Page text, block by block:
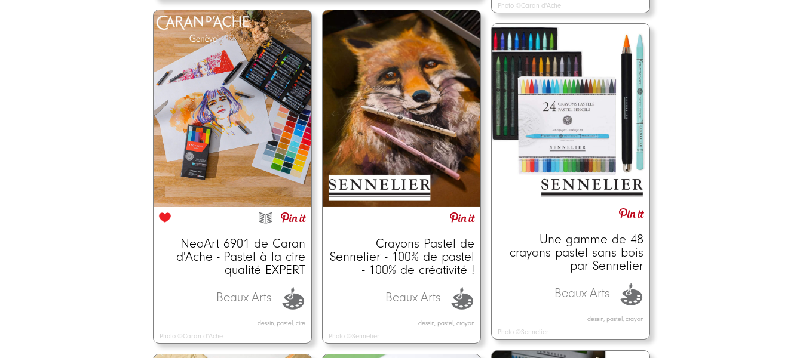
Photo ©Caran d'Ache
NeoArt 6901 de Caran
d'Ache - Pastel à la cire
qualité EXPERT
Beaux-Arts
dessin, pastel, cire
Photo ©Caran d'Ache
Crayons Pastel de
Sennelier - 100% de pastel
- 100% de créativité !
Beaux-Arts
dessin, pastel, crayon
Photo ©Sennelier
Une gamme de 48
crayons pastel sans bois
par Sennelier
Beaux-Arts
dessin, pastel, crayon
Photo ©Sennelier